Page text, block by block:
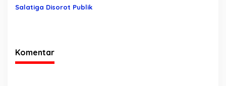
Salatiga Disorot Publik
Komentar